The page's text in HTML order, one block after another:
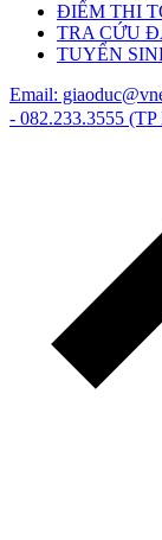
ĐIỂM THI
TRA CỨU
TUYỂN
Email:
- 082.233.3555